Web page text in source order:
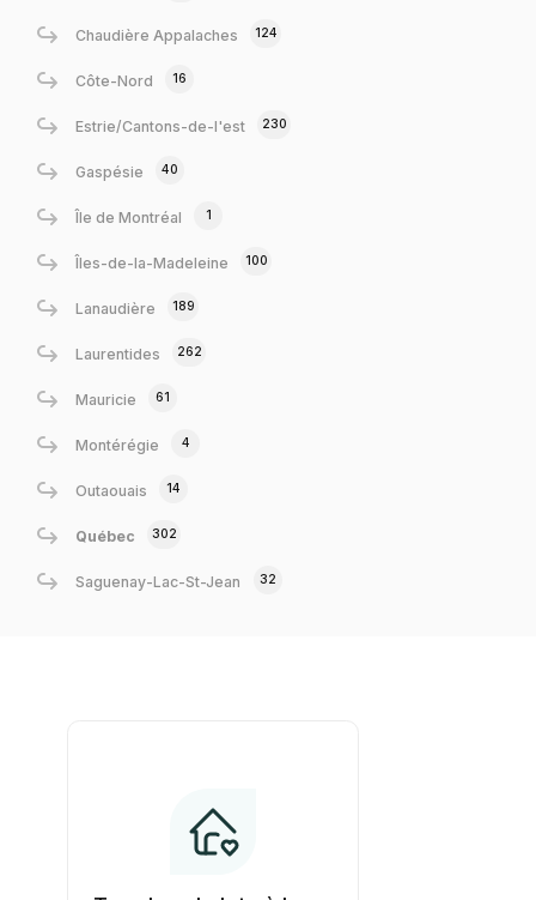
Chaudière Appalaches 124
Côte-Nord 16
Estrie/Cantons-de-l'est 230
Gaspésie 40
Île de Montréal 1
Îles-de-la-Madeleine 100
Lanaudière 189
Laurentides 262
Mauricie 61
Montérégie 4
Outaouais 14
Québec 302
Saguenay-Lac-St-Jean 32